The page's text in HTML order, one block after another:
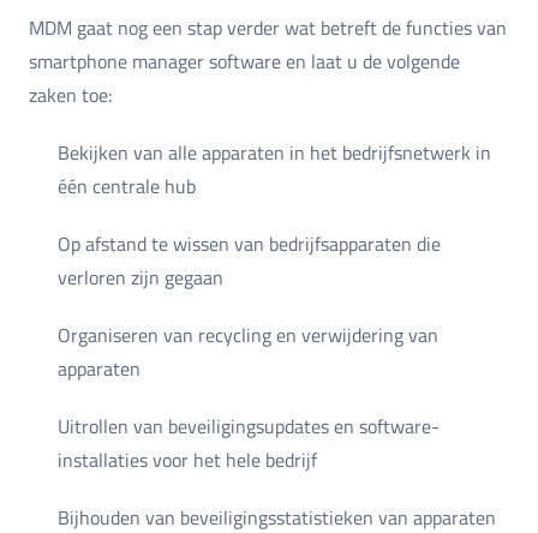
MDM gaat nog een stap verder wat betreft de functies van
smartphone manager software en laat u de volgende
zaken toe:
Bekijken van alle apparaten in het bedrijfsnetwerk in
één centrale hub
Op afstand te wissen van bedrijfsapparaten die
verloren zijn gegaan
Organiseren van recycling en verwijdering van
apparaten
Uitrollen van beveiligingsupdates en software-
installaties voor het hele bedrijf
Bijhouden van beveiligingsstatistieken van apparaten